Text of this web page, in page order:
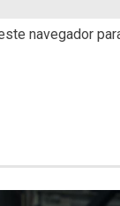
navegador